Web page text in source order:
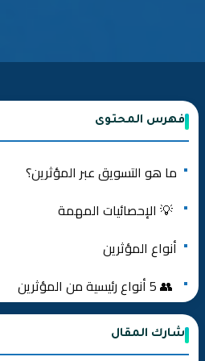
فهرس المحتوى
ما هو التسويق عبر المؤثرين؟
💡 الإحصائيات المهمة
أنواع المؤثرين
👥 5 أنواع رئيسية من المؤثرين
📊 مقارنة بين أنواع المؤثرين
شارك المقال